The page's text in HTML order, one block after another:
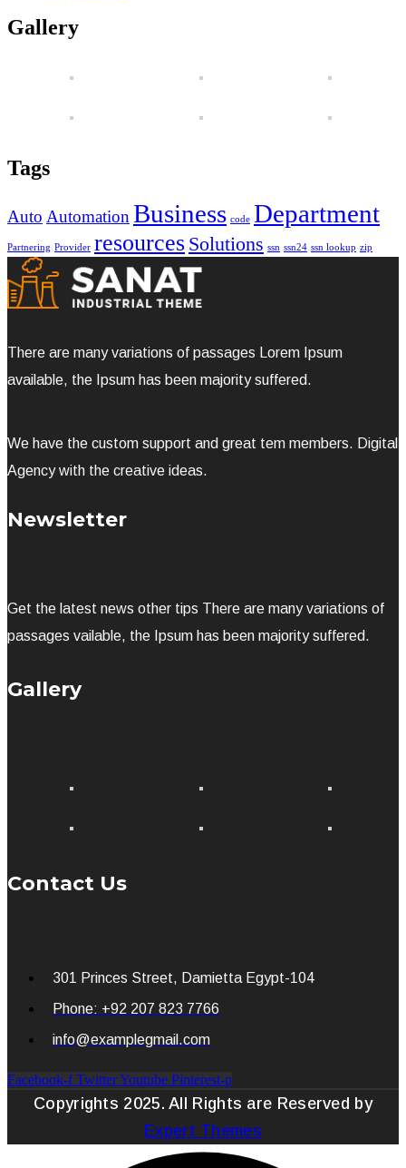
Gallery
Tags
Auto Automation Business code Department
Partnering Provider resources Solutions ssn ssn24 ssn lookup zip
There are many variations of passages Lorem Ipsum
available, the Ipsum has been majority suffered.
We have the custom support and great tem members. Digital
Agency with the creative ideas.
Newsletter
Get the latest news other tips There are many variations of
passages vailable, the Ipsum has been majority suffered.
Gallery
Contact Us
301 Princes Street, Damietta Egypt-104
Phone: +92 207 823 7766
info@examplegmail.com
Facebook-f TwitterYoutube Pinterest-p
Copyrights 2025. All Rights are Reserved by
Expert Themes